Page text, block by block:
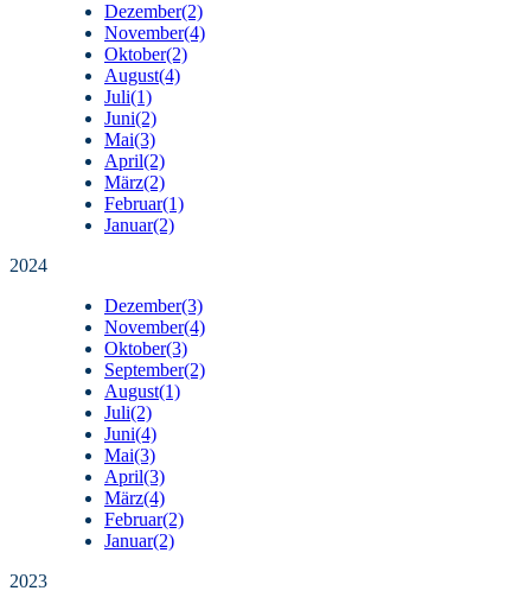
Dezember(2)
November(4)
Oktober(2)
August(4)
Juli(1)
Juni(2)
Mai(3)
April(2)
März(2)
Februar(1)
Januar(2)
2024
Dezember(3)
November(4)
Oktober(3)
September(2)
August(1)
Juli(2)
Juni(4)
Mai(3)
April(3)
März(4)
Februar(2)
Januar(2)
2023